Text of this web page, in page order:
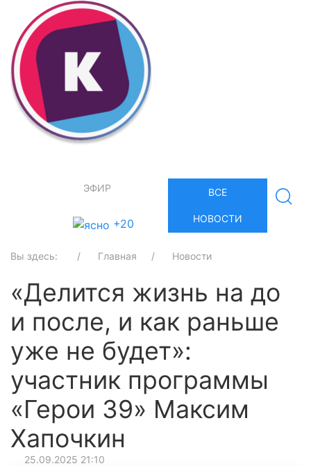
ЭФИР
+20
ВСЕ
НОВОСТИ
Вы здесь: Главная Новости
«Делится жизнь на до
и после, и как раньше
уже не будет»:
участник программы
«Герои 39» Максим
Хапочкин
25.09.2025 21:10